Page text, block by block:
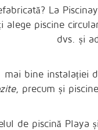
La
piscine
dvs. și
bine instalației
, precum și
de piscină